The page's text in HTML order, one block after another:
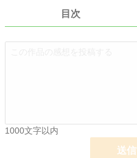
2017.07.17 13:14
年間ポイント 142 pt (133,700 位)
10,380 pt (95,293 位)
目次
1000文字以内
送